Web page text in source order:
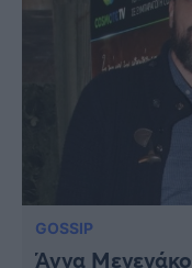
GOSSIP
Άννα